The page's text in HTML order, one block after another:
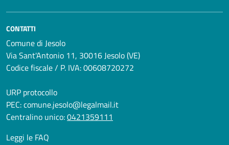
CONTATTI
Comune di Jesolo
Via Sant'Antonio 11, 30016 Jesolo (VE)
Codice fiscale / P. IVA: 00608720272
URP protocollo
PEC:comune.jesolo@legalmail.it
Centralino unico:0421359111
Leggi le FAQ